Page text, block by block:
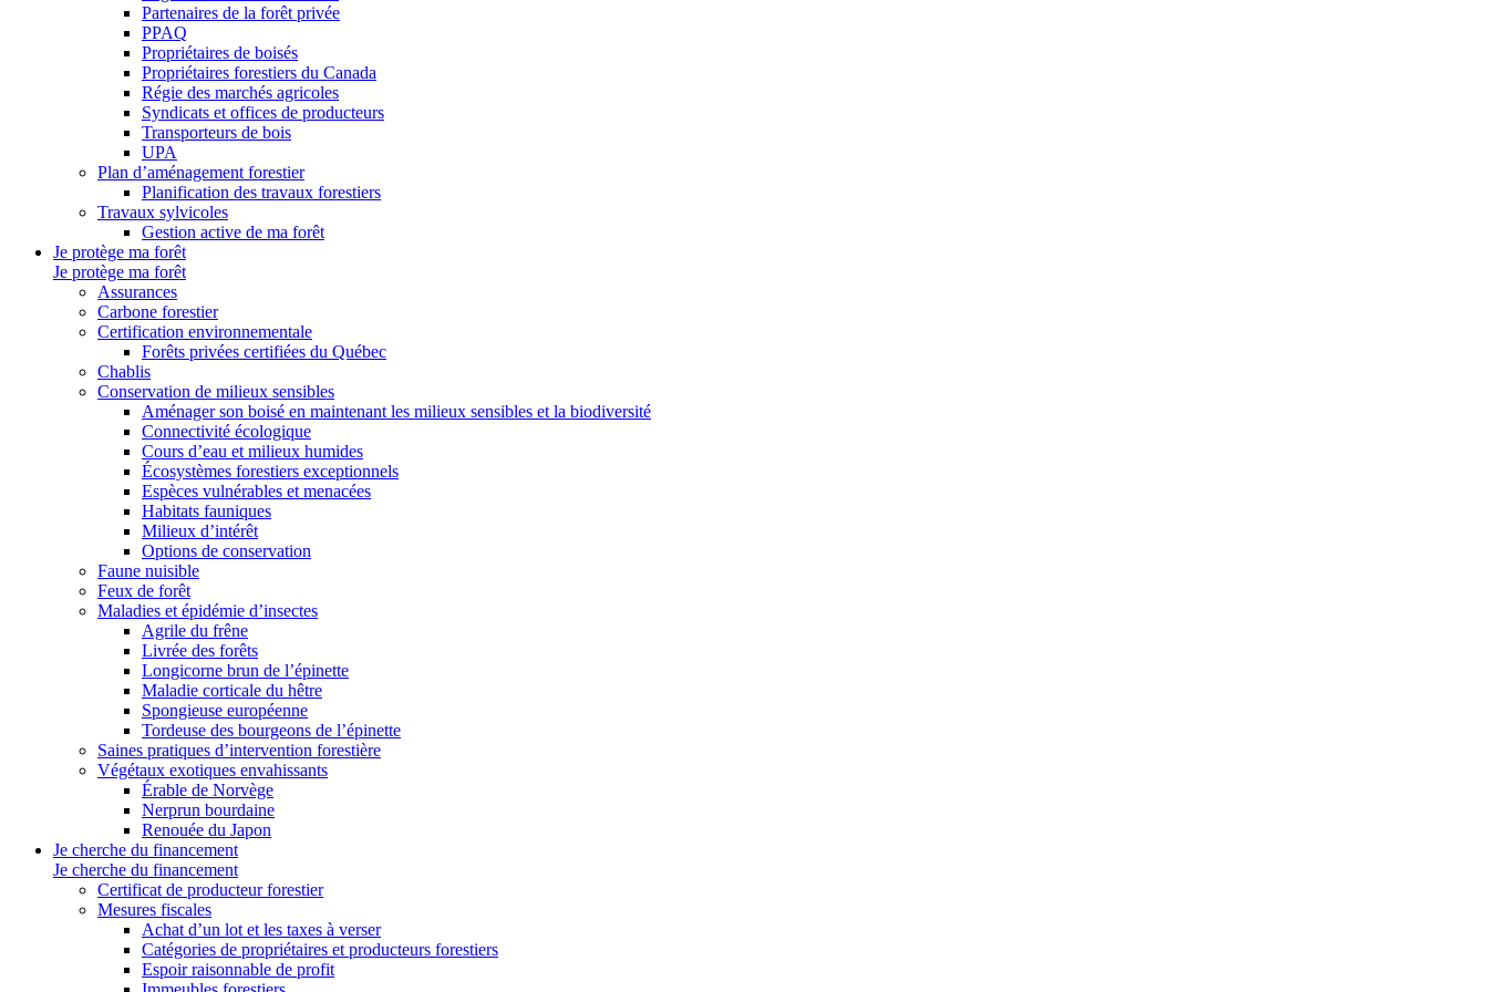
Partenaires de la forêt privée
PPAQ
Propriétaires de boisés
Propriétaires forestiers du Canada
Régie des marchés agricoles
Syndicats et offices de producteurs
Transporteurs de bois
UPA
Plan d’aménagement forestier
Planification des travaux forestiers
Travaux sylvicoles
Gestion active de ma forêt
Je protège ma forêt
Je protège ma forêt
Assurances
Carbone forestier
Certification environnementale
Forêts privées certifiées du Québec
Chablis
Conservation de milieux sensibles
Aménager son boisé en maintenant les milieux sensibles et la biodiversité
Connectivité écologique
Cours d’eau et milieux humides
Écosystèmes forestiers exceptionnels
Espèces vulnérables et menacées
Habitats fauniques
Milieux d’intérêt
Options de conservation
Faune nuisible
Feux de forêt
Maladies et épidémie d’insectes
Agrile du frêne
Livrée des forêts
Longicorne brun de l’épinette
Maladie corticale du hêtre
Spongieuse européenne
Tordeuse des bourgeons de l’épinette
Saines pratiques d’intervention forestière
Végétaux exotiques envahissants
Érable de Norvège
Nerprun bourdaine
Renouée du Japon
Je cherche du financement
Je cherche du financement
Certificat de producteur forestier
Mesures fiscales
Achat d’un lot et les taxes à verser
Catégories de propriétaires et producteurs forestiers
Espoir raisonnable de profit